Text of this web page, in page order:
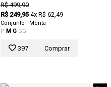
R$ 499,90
R$ 249,95 4x R$ 62,49
Conjunto - Menta
P M G GG
397 Comprar